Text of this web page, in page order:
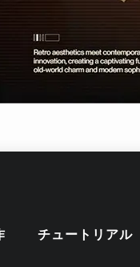
チュートリアル